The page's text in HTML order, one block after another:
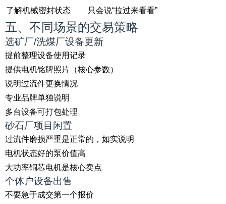
了解机械密封状态
只会说“拉过来看看”
五、不同场景的交易策略
选矿厂/洗煤厂设备更新
提前整理设备使用记录
提供电机铭牌照片（核心参数）
说明过流件更换情况
专业品牌单独说明
多台设备可打包处理
砂石厂项目闲置
过流件磨损严重是正常的，如实说明
电机状态好的泵价值高
大功率铜芯电机是核心卖点
个体户设备出售
不要急于成交第一个报价